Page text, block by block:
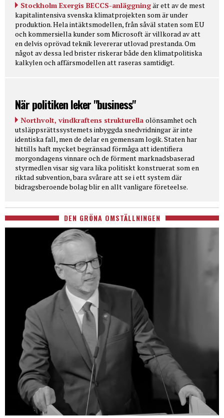
Stockholm Exergis BECCS-anläggningär ett av de mest
kapitalintensiva svenska klimatprojekten som är under
produktion. Hela intäktsmodellen, från såväl staten som EU
och kommersiella kunder som Microsoft är villkorad av att
en delvis oprövad teknik levererar utlovad prestanda. Om
något av dessa led brister riskerar både den klimatpolitiska
kalkylen och affärsmodellen att raseras samtidigt.
När politiken leker "business"
Northvolt, vindkraftens strukturella olönsamhet och
utsläppsrättssystemets inbyggda snedvridningar är inte
identiska fall, men de delar en gemensam logik. Staten har
hittills haft mycket begränsad förmåga att identifiera
morgondagens vinnare och de förment marknadsbaserad
styrmedlen visar sig vara lika politiskt konstruerat som en
riktad subvention, bara svårare att se i ett system där
bidragsberoende bolag blir en allt vanligare företeelse.
DEN GRÖNA OMSTÄLLNINGEN